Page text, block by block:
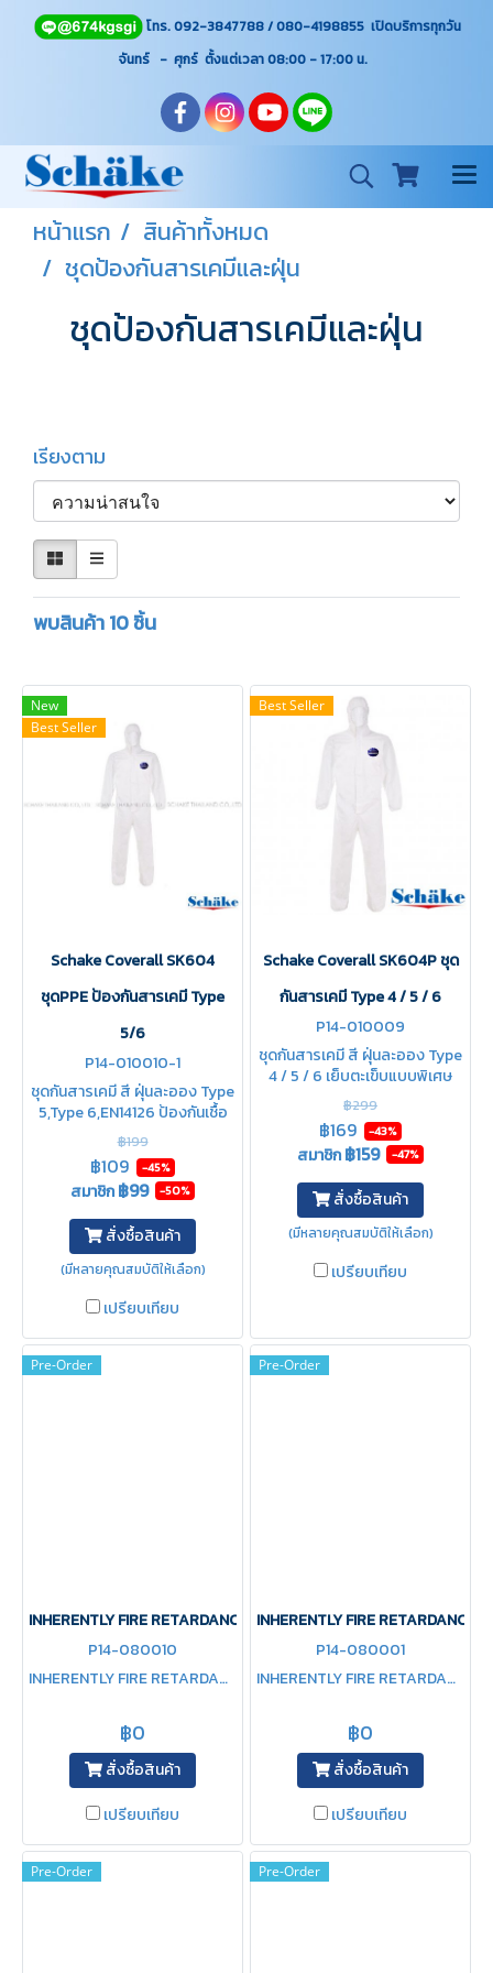
โทร. 092-3847788 / 080-4198855 เปิดบริการทุกวัน
จันทร์ - ศุกร์ ตั้งแต่เวลา 08:00 - 17:00น.
หน้าแรก
สินค้าทั้งหมด
ชุดป้องกันสารเคมีและฝุ่น
ชุดป้องกันสารเคมีและฝุ่น
เรียงตาม
พบสินค้า 10 ชิ้น
New
Best Seller
Schake Coverall SK604
ชุดPPE ป้องกันสารเคมี Type
5/6
P14-010010-1
ชุดกันสารเคมี สี ฝุ่นละออง Type
5,Type 6,EN14126 ป้องกันเชื้อ
โรค ไวรัสโควิด งานพ่นสี ล้างถัง
ป้องกันสารเคมีชนิดอ่อน น้ำมัน
งานอุตสาหกรรม
฿199
฿109 -45%
สมาชิก฿99 -50%
สั่งซื้อสินค้า
(มีหลายคุณสมบัติให้เลือก)
เปรียบเทียบ
Best Seller
Schake Coverall SK604P ชุด
กันสารเคมี Type 4 / 5 / 6
P14-010009
ชุดกันสารเคมี สี ฝุ่นละออง Type
4 / 5 / 6 เย็บตะเข็บแบบพิเศษ
2ชั้น (Double Bound Seam)
ป้องกันของเหลวที่มีแรงดันซึม
ผ่านได้
฿299
฿169 -43%
สมาชิก฿159 -47%
สั่งซื้อสินค้า
(มีหลายคุณสมบัติให้เลือก)
เปรียบเทียบ
Pre-Order
INHERENTLY FIRE RETARDANCE Jacket+Panta
P14-080010
INHERENTLY FIRE RETARDANCE Jacket+Panta
฿0
สั่งซื้อสินค้า
เปรียบเทียบ
Pre-Order
INHERENTLY FIRE RETARDANCE
P14-080001
INHERENTLY FIRE RETARDANCE COVERALL
฿0
สั่งซื้อสินค้า
เปรียบเทียบ
Pre-Order Pre-Order